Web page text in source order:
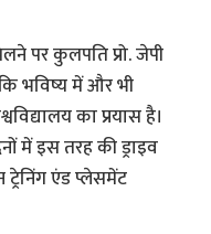
पर कुलपति प्रो. जेपी
कि भविष्य में और भी
का प्रयास है।
में इस तरह की ड्राइव
ट्रेनिंग एंड प्लेसमेंट